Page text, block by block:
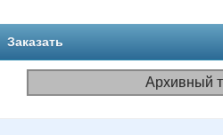
Заказать
Архивный